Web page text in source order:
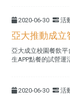
2020-06-30 活
亞大推動成立
亞大成立校園餐飲
生APP點餐的試營運
2020-06-30 活